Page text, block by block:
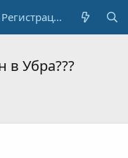
Регистрация
в Убра???